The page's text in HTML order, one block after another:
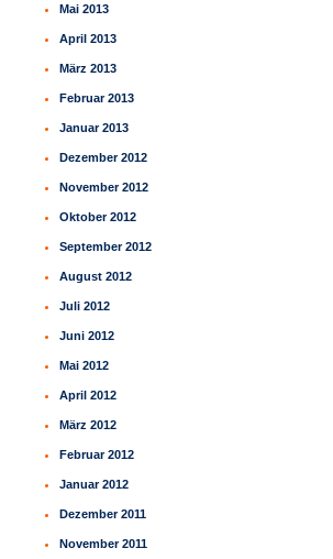
Mai 2013
April 2013
März 2013
Februar 2013
Januar 2013
Dezember 2012
November 2012
Oktober 2012
September 2012
August 2012
Juli 2012
Juni 2012
Mai 2012
April 2012
März 2012
Februar 2012
Januar 2012
Dezember 2011
November 2011